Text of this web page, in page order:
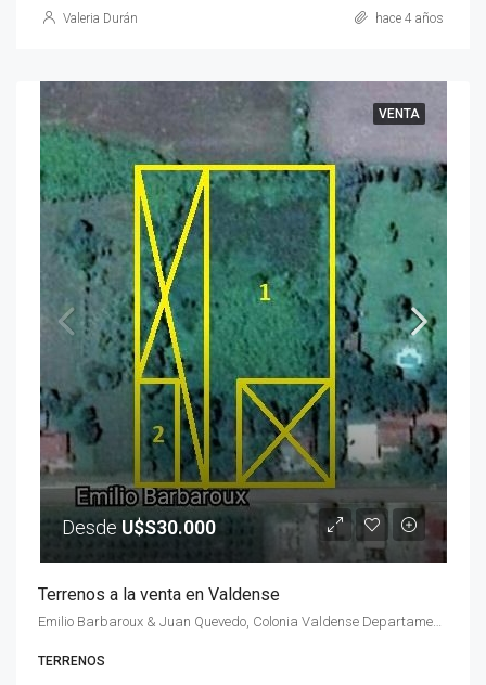
Valeria Durán hace 4 años
VENTA
Desde U$S30.000
Terrenos a la venta en Valdense
TERRENOS